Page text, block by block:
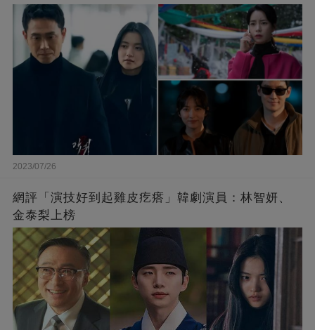
2023/07/26
網評「演技好到起雞皮疙瘩」韓劇演員：林智妍、
金泰梨上榜